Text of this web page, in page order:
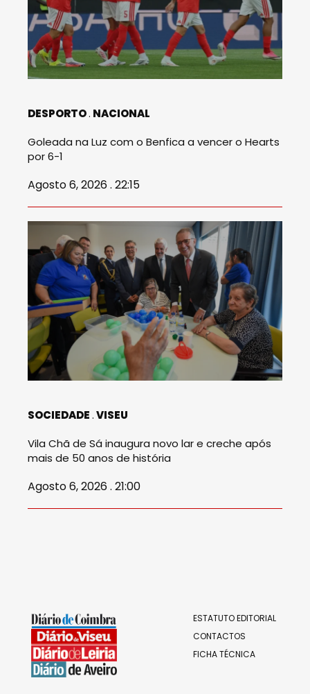
DESPORTO NACIONAL
Goleada na Luz com o Benfica a vencer o Hearts
por 6-1
Agosto 6, 2026 . 22:15
SOCIEDADE VISEU
Vila Chã de Sá inaugura novo lar e creche após
mais de 50 anos de história
Agosto 6, 2026 . 21:00
ESTATUTO EDITORIAL
CONTACTOS
FICHA TÉCNICA